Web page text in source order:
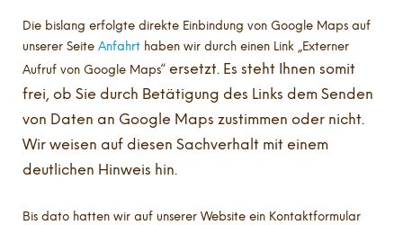
Die bislang erfolgte direkte Einbindung von Google Maps auf
unserer Seite Anfahrt haben wir durch einen Link „Externer
Aufruf von Google Maps“ ersetzt. Es steht Ihnen somit
frei, ob Sie durch Betätigung des Links dem Senden
von Daten an Google Maps zustimmen oder nicht.
Wir weisen auf diesen Sachverhalt mit einem
deutlichen Hinweis hin.
Bis dato hatten wir auf unserer Website ein Kontaktformular